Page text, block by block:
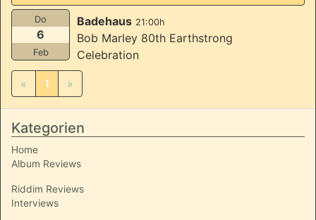
Do
6
Feb
Badehaus 21:00h
Bob Marley 80th Earthstrong
Celebration
« 1 »
Kategorien
Home
Album Reviews
Riddim Reviews
Interviews